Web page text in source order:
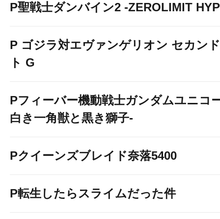
P聖戦士ダンバイン2 -ZEROLIMIT
P ゴジラ対エヴァンゲリオン セカン
ト G
Pフィーバー機動戦士ガンダムユニコ
白き一角獣と黒き獅子-
Pクイーンズブレイド奈落5400
P転生したらスライムだった件